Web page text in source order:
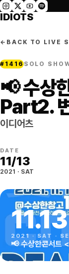
IDIOTS
← BACK TO LIVE
# 1416SOLO
📢 수상
Part2.
이디어츠
DATE
11/13
2021 · SAT
11.13
2021· SAT ·
📢 수상한콘서트